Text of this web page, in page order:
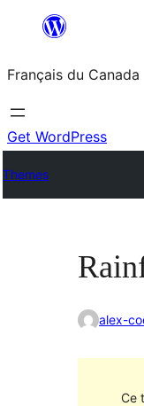
contenu
Français du Canada
Get WordPress
Themes
alex-
Ce